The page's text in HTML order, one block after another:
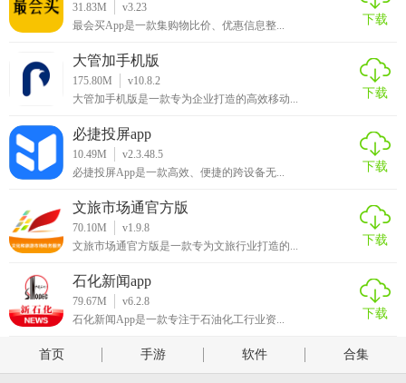
31.83M
v3.23
最会买App是一款集购物比价、优惠信息整...
下载
大管加手机版
175.80M
v10.8.2
大管加手机版是一款专为企业打造的高效移动...
下载
必捷投屏app
10.49M
v2.3.48.5
必捷投屏App是一款高效、便捷的跨设备无...
下载
文旅市场通官方版
70.10M
v1.9.8
文旅市场通官方版是一款专为文旅行业打造的...
下载
石化新闻app
79.67M
v6.2.8
石化新闻App是一款专注于石油化工行业资...
下载
首页 手游 软件 合集